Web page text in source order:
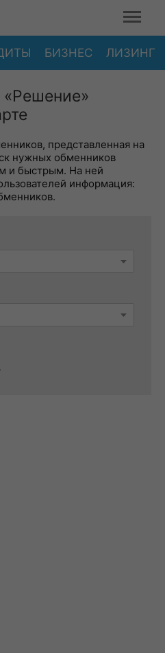
БИЗНЕС ЛИЗИНГ
представленная на
нужных обменников
и быстрым. На ней
информация: